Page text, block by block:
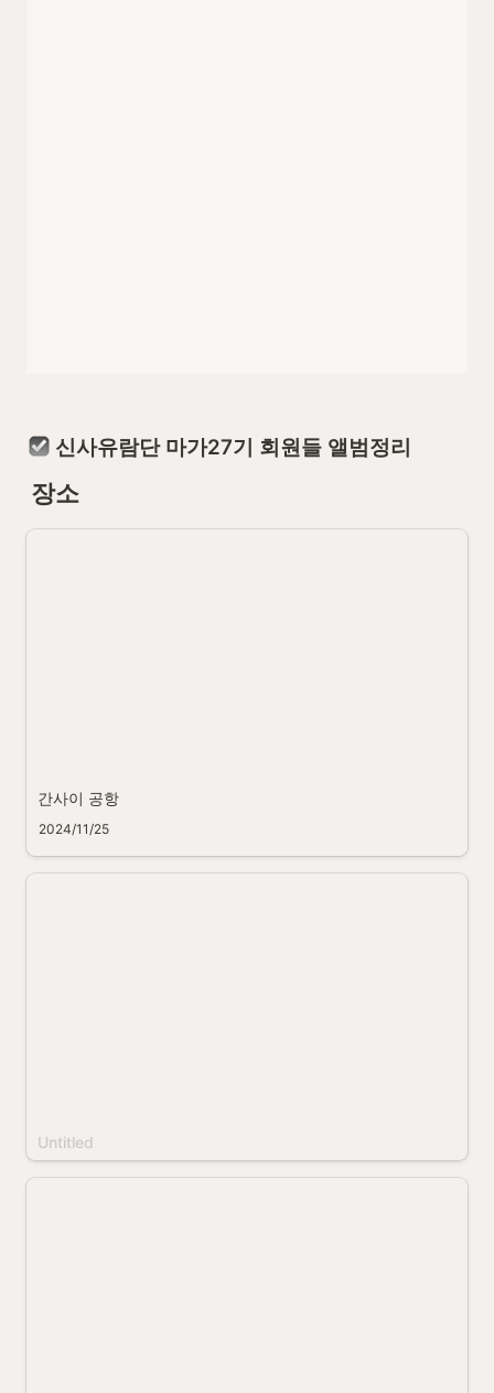
신사유람단 마가27기 회원들 앨범정리
장소
간사이 공항
2024/11/25